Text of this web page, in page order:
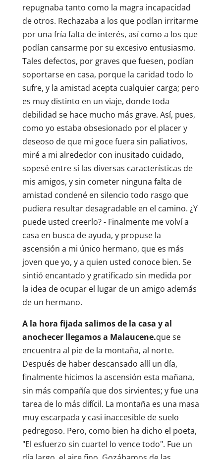
repugnaba tanto como la magra incapacidad
de otros. Rechazaba a los que podían irritarme
por una fría falta de interés, así como a los que
podían cansarme por su excesivo entusiasmo.
Tales defectos, por graves que fuesen, podían
soportarse en casa, porque la caridad todo lo
sufre, y la amistad acepta cualquier carga; pero
es muy distinto en un viaje, donde toda
debilidad se hace mucho más grave. Así, pues,
como yo estaba obsesionado por el placer y
deseoso de que mi goce fuera sin paliativos,
miré a mi alrededor con inusitado cuidado,
sopesé entre sí las diversas características de
mis amigos, y sin cometer ninguna falta de
amistad condené en silencio todo rasgo que
pudiera resultar desagradable en el camino. ¿Y
puede usted creerlo? - Finalmente me volví a
casa en busca de ayuda, y propuse la
ascensión a mi único hermano, que es más
joven que yo, y a quien usted conoce bien. Se
sintió encantado y gratificado sin medida por
la idea de ocupar el lugar de un amigo además
de un hermano.
A la hora fijada salimos de la casa y al
anochecer llegamos a Malaucene.que se
encuentra al pie de la montaña, al norte.
Después de haber descansado allí un día,
finalmente hicimos la ascensión esta mañana,
sin más compañía que dos sirvientes; y fue una
tarea de lo más difícil. La montaña es una masa
muy escarpada y casi inaccesible de suelo
pedregoso. Pero, como bien ha dicho el poeta,
"El esfuerzo sin cuartel lo vence todo". Fue un